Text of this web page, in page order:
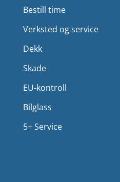
Bestill time
Verksted og service
Dekk
Skade
EU-kontroll
Bilglass
5+ Service